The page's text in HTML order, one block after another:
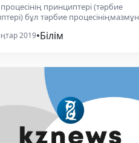
принциптері (тәрбие
бұл тәрбие
2019•Білім